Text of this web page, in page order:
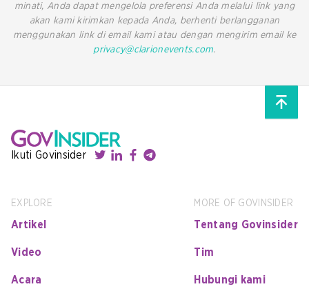
minati, Anda dapat mengelola preferensi Anda melalui link yang
akan kami kirimkan kepada Anda, berhenti berlangganan
menggunakan link di email kami atau dengan mengirim email ke
privacy@clarionevents.com.
Ikuti Govinsider
EXPLORE
Artikel
Video
Acara
MORE OF GOVINSIDER
Tentang Govinsider
Tim
Hubungi kami